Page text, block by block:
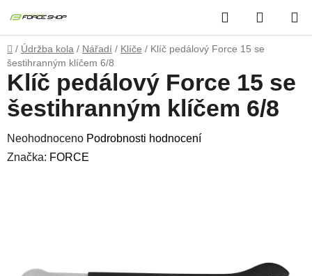
na
obsah
Hledat
KOŠÍK
Domů
/ Údržba kola / Nářadí / Klíče / Klíč pedálový Force 15 se
šestihranným klíčem 6/8
Klíč pedálový Force 15 se
šestihranným klíčem 6/8
Průměrné
hodnocení
hvězdiček.
Neohodnoceno Podrobnosti hodnocení
Značka: FORCE